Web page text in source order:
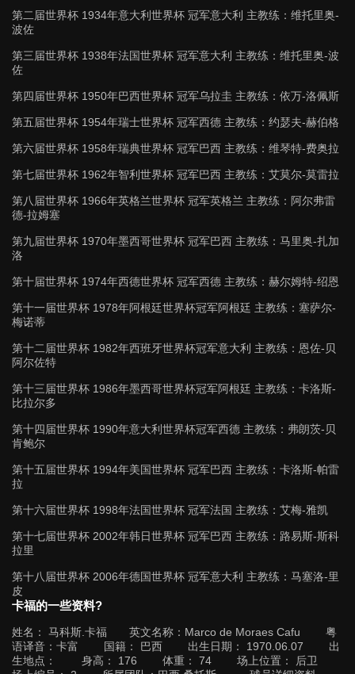
第二届世界杯 1934年意大利世界杯 冠军意大利 主教练：维托里奥-
波佐
第三届世界杯 1938年法国世界杯 冠军意大利 主教练：维托里奥-波
佐
第四届世界杯 1950年巴西世界杯 冠军乌拉圭 主教练：依万-洛佩斯
第五届世界杯 1954年瑞士世界杯 冠军西德 主教练：约瑟夫-赫伯格
第六届世界杯 1958年瑞典世界杯 冠军巴西 主教练：维琴特-费奥拉
第七届世界杯 1962年智利世界杯 冠军巴西 主教练：艾莫尔-莫雷拉
第八届世界杯 1966年英格兰世界杯 冠军英格兰 主教练：阿尔弗雷
德-拉姆塞
第九届世界杯 1970年墨西哥世界杯 冠军巴西 主教练：马里奥-扎加
洛
第十届世界杯 1974年西德世界杯 冠军西德 主教练：赫尔姆特-绍恩
第十一届世界杯 1978年阿根廷世界杯冠军阿根廷 主教练：塞萨尔-
梅诺蒂
第十二届世界杯 1982年西班牙世界杯冠军意大利 主教练：恩佐-贝
阿尔佐特
第十三届世界杯 1986年墨西哥世界杯冠军阿根廷 主教练：卡洛斯-
比拉尔多
第十四届世界杯 1990年意大利世界杯冠军西德 主教练：弗朗茨-贝
肯鲍尔
第十五届世界杯 1994年美国世界杯 冠军巴西 主教练：卡洛斯-帕雷
拉
第十六届世界杯 1998年法国世界杯 冠军法国 主教练：艾梅-雅凯
第十七届世界杯 2002年韩日世界杯 冠军巴西 主教练：路易斯-斯科
拉里
第十八届世界杯 2006年德国世界杯 冠军意大利 主教练：马塞洛-里
皮
卡福的一些资料?
姓名： 马科斯.卡福 英文名称：Marco de Moraes Cafu 粤
语译音：卡富 国籍： 巴西 出生日期： 1970.06.07 出
生地点： 身高： 176 体重： 74 场上位置： 后卫